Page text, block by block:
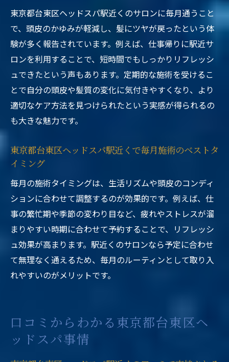
東京都台東区ヘッドスパ駅近くのサロンに毎月通うこと
で、頭皮のかゆみが軽減し、髪にツヤが戻ったという体
験が多く報告されています。例えば、仕事帰りに駅近サ
ロンを利用することで、短時間でもしっかりリフレッシ
ュできたという声もあります。定期的な施術を受けるこ
とで自分の頭皮や髪質の変化に気付きやすくなり、より
適切なケア方法を見つけられたという実感が得られるの
も大きな魅力です。
東京都台東区ヘッドスパ駅近くで毎月施術のベストタ
イミング
毎月の施術タイミングは、生活リズムや頭皮のコンディ
ションに合わせて調整するのが効果的です。例えば、仕
事の繁忙期や季節の変わり目など、疲れやストレスが溜
まりやすい時期に合わせて予約することで、リフレッシ
ュ効果が高まります。駅近くのサロンなら予定に合わせ
て無理なく通えるため、毎月のルーティンとして取り入
れやすいのがメリットです。
口コミからわかる東京都台東区ヘ
ッドスパ事情